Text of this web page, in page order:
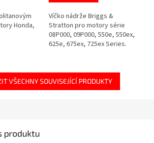
Honda,
Víčko nádrže Briggs &
Stratton pro motory série
08P000, 09P000, 550e, 550ex,
625e, 675ex, 725ex Series.
VŠECHNY SOUVISEJÍCÍ PRODUKTY
produktu